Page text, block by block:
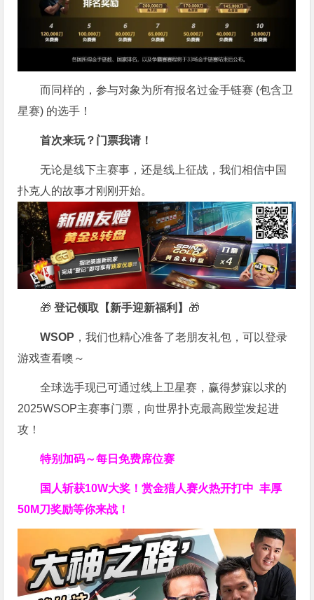
而同样的，参与对象为所有报名过金手链赛 (包含卫
星赛) 的选手！
首次来玩？门票我请！
无论是线下主赛事，还是线上征战，我们相信中国
扑克人的故事才刚刚开始。
🎁 登记领取【新手迎新福利】 🎁
WSOP ，我们也精心准备了老朋友礼包，可以登录
游戏查看噢～
全球选手现已可通过线上卫星赛，赢得梦寐以求的
2025WSOP主赛事门票，向世界扑克最高殿堂发起进
攻！
特别加码～每日免费席位赛
国人斩获10W大奖！赏金猎人赛火热开打中 丰厚
50M刀奖励等你来战！